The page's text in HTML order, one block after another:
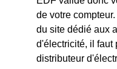
de votre
du site dédié aux
d'électricité, il faut
distributeur